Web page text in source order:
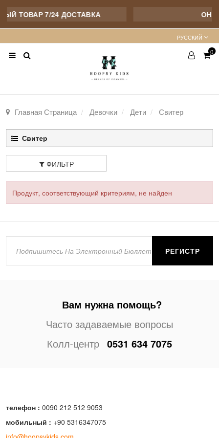
ТОВАР 7/24 ДОСТАВКА
PУССКИЙ
0
Главная Страница Девочки Дети Свитер
Свитер
ФИЛЬТР
Продукт, соответствующий критериям, не найден
РЕГИСТР
Вам нужна помощь?
Часто задаваемые вопросы
Колл-центр 0531 634 7075
телефон : 0090 212 512 9053
мобильный : +90 5316347075